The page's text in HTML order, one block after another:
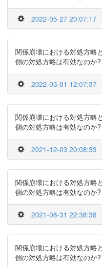
2022-05-27 20:07:17
関係崩壊における対処方略
側の対処方略は有効なのか
2022-03-01 12:07:37
関係崩壊における対処方略
側の対処方略は有効なのか
2021-12-03 20:08:39
関係崩壊における対処方略
側の対処方略は有効なのか
2021-08-31 22:38:38
関係崩壊における対処方略
側の対処方略は有効なのか